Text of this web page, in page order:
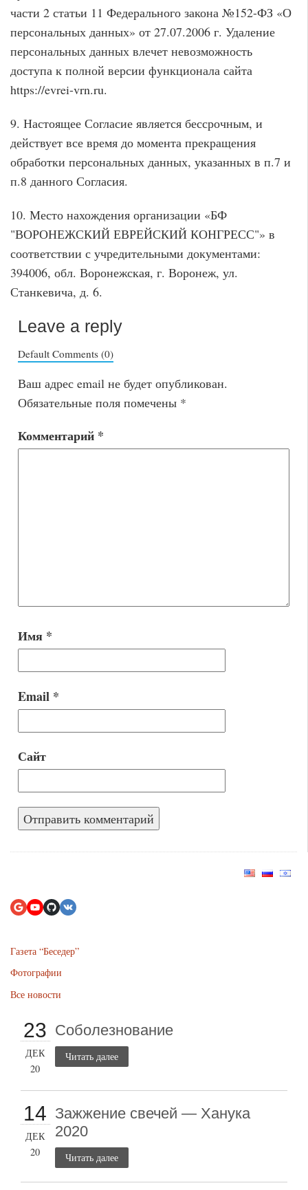
части 2 статьи 11 Федерального закона №152-ФЗ «О
персональных данных» от 27.07.2006 г. Удаление
персональных данных влечет невозможность
доступа к полной версии функционала сайта
https://evrei-vrn.ru.
9. Настоящее Согласие является бессрочным, и
действует все время до момента прекращения
обработки персональных данных, указанных в п.7 и
п.8 данного Согласия.
10. Место нахождения организации «БФ
"ВОРОНЕЖСКИЙ ЕВРЕЙСКИЙ КОНГРЕСС"» в
соответствии с учредительными документами:
394006, обл. Воронежская, г. Воронеж, ул.
Станкевича, д. 6.
Leave a reply
Default Comments (0)
Ваш адрес email не будет опубликован.
Обязательные поля помечены *
Комментарий *
Имя *
Email *
Сайт
Газета “Беседер”
Фотографии
Все новости
23
ДЕК
20
Соболезнование
Читать далее
14
ДЕК
20
Зажжение свечей — Ханука
2020
Читать далее